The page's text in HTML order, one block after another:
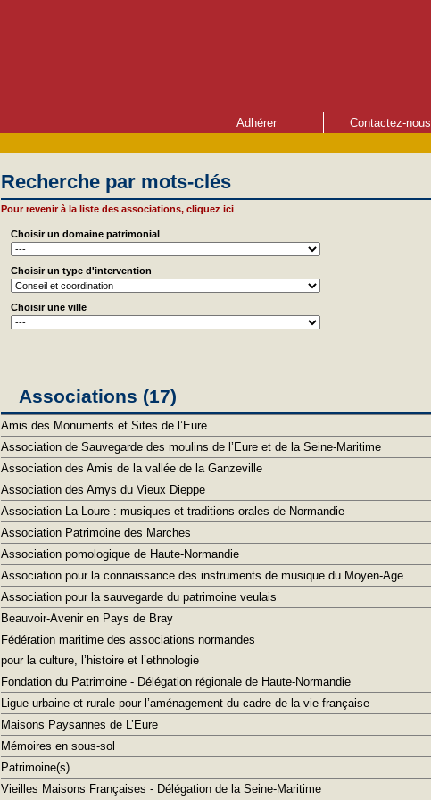
Adhérer
Contactez-nous
Recherche par mots-clés
Pour revenir à la liste des associations, cliquez ici
Choisir un domaine patrimonial
Choisir un type d'intervention
Choisir une ville
Associations (17)
Amis des Monuments et Sites de l’Eure
Association de Sauvegarde des moulins de l’Eure et de la Seine-Maritime
Association des Amis de la vallée de la Ganzeville
Association des Amys du Vieux Dieppe
Association La Loure : musiques et traditions orales de Normandie
Association Patrimoine des Marches
Association pomologique de Haute-Normandie
Association pour la connaissance des instruments de musique du Moyen-Age
Association pour la sauvegarde du patrimoine veulais
Beauvoir-Avenir en Pays de Bray
Fédération maritime des associations normandes
pour la culture, l’histoire et l’ethnologie
Fondation du Patrimoine - Délégation régionale de Haute-Normandie
Ligue urbaine et rurale pour l’aménagement du cadre de la vie française
Maisons Paysannes de L’Eure
Mémoires en sous-sol
Patrimoine(s)
Vieilles Maisons Françaises - Délégation de la Seine-Maritime